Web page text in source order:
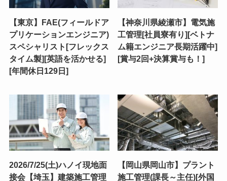
【東京】FAE(フィールドア
プリケーションエンジニア)
スペシャリスト[フレックス
タイム製][英語を活かせる]
[年間休日129日]
【神奈川県綾瀬市】電気施
工管理[社員寮有り][ベトナ
ム籍エンジニア長期活躍中]
[賞与2回+決算賞与も！]
2026/7/25(土)ハノイ現地面
接会【埼玉】建築施工管理
【岡山県岡山市】プラント
施工管理(課長～主任)[外国